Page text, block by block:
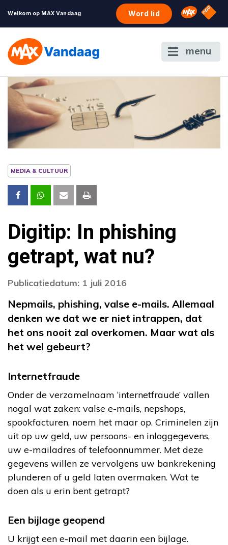
Welkom op MAX Vandaag Word lid Omroep
NPO
menu
MEDIA & CULTUUR
Digitip: In phishing
getrapt, wat nu?
Publicatiedatum: 1 juli 2016
Nepmails, phishing, valse e-mails. Allemaal
denken we dat we er niet intrappen, dat
het ons nooit zal overkomen. Maar wat als
het wel gebeurt?
Internetfraude
Onder de verzamelnaam ‘internetfraude’ vallen
nogal wat zaken: valse e-mails, nepshops,
spookfacturen, noem het maar op. Criminelen zijn
uit op uw geld, uw persoons- en inloggegevens,
uw e-mailadres of telefoonnummer. Met deze
gegevens willen ze vervolgens uw bankrekening
plunderen of u geld laten overmaken. Wat te
doen als u erin bent getrapt?
Een bijlage geopend
U krijgt een e-mail met daarin een bijlage.